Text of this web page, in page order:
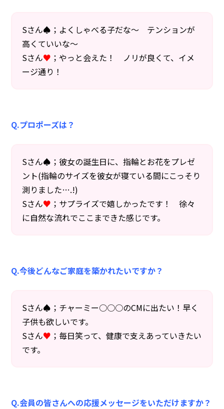
◯センターへのアクセス ◯お問い合わせ ◯プライバシーポリシー
Sさん♠；よくしゃべる子だな～ テンションが
高くていいな～
Sさん♥ ；やっと会えた！ ノリが良くて、イメ
ージ通り！
Q.プロポーズは？
Sさん♠；彼女の誕生日に、指輪とお花をプレゼ
ント(指輪のサイズを彼女が寝ている間にこっそり
測りました….!)
Sさん♥ ；サプライズで嬉しかったです！ 徐々
に自然な流れでここまできた感じです。
Q.今後どんなご家庭を築かれたいですか？
Sさん♠；チャーミー○○○のCMに出たい！早く
子供も欲しいです。
Sさん♥ ；毎日笑って、健康で支えあっていきたい
です。
Q.会員の皆さんへの応援メッセージをいただけますか？